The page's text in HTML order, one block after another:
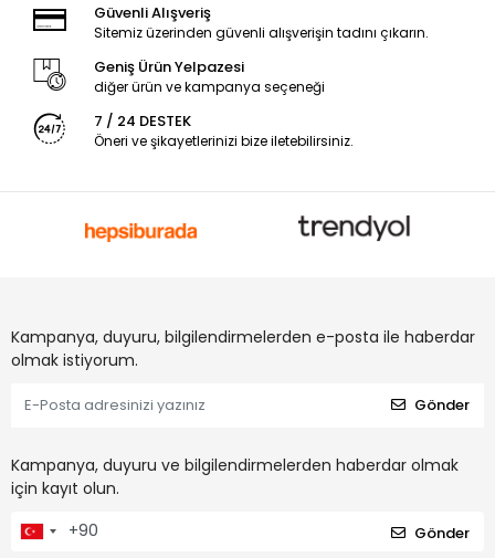
Güvenli Alışveriş
Sitemiz üzerinden güvenli alışverişin tadını çıkarın.
Geniş Ürün Yelpazesi
diğer ürün ve kampanya seçeneği
7 / 24 DESTEK
Öneri ve şikayetlerinizi bize iletebilirsiniz.
Kampanya, duyuru, bilgilendirmelerden e-posta ile haberdar
olmak istiyorum.
Gönder
Kampanya, duyuru ve bilgilendirmelerden haberdar olmak
için kayıt olun.
Gönder